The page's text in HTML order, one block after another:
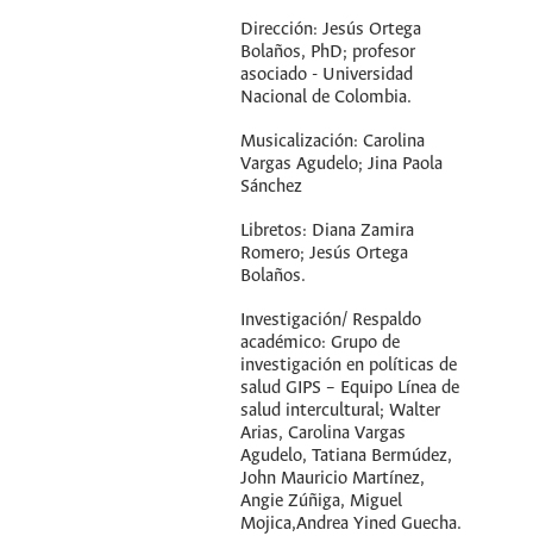
Dirección: Jesús Ortega
Bolaños, PhD; profesor
asociado - Universidad
Nacional de Colombia.
Musicalización: Carolina
Vargas Agudelo; Jina Paola
Sánchez
Libretos: Diana Zamira
Romero; Jesús Ortega
Bolaños.
Investigación/ Respaldo
académico: Grupo de
investigación en políticas de
salud GIPS – Equipo Línea de
salud intercultural; Walter
Arias, Carolina Vargas
Agudelo, Tatiana Bermúdez,
John Mauricio Martínez,
Angie Zúñiga, Miguel
Mojica,Andrea Yined Guecha.